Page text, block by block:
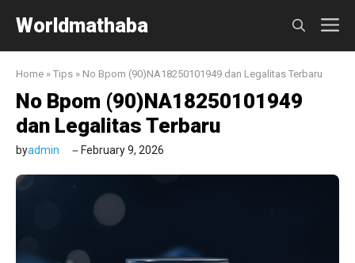
content
Worldmathaba
Home » Tips » No Bpom (90)NA18250101949 dan Legalitas Terbaru
No Bpom (90)NA18250101949
dan Legalitas Terbaru
byadmin February 9, 2026